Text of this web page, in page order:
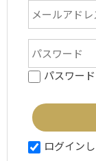
パスワー
ログイン